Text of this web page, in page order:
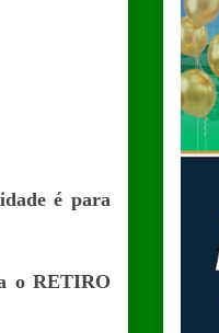
é para
o RETIRO